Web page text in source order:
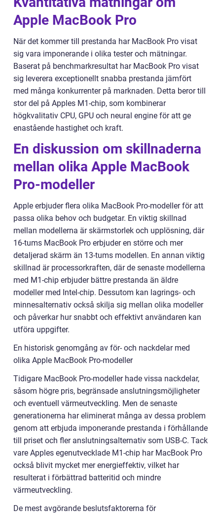
Apple MacBook Pro
När det kommer till prestanda har MacBook Pro visat
sig vara imponerande i olika tester och mätningar.
Baserat på benchmarkresultat har MacBook Pro visat
sig leverera exceptionellt snabba prestanda jämfört
med många konkurrenter på marknaden. Detta beror till
stor del på Apples M1-chip, som kombinerar
högkvalitativ CPU, GPU och neural engine för att ge
enastående hastighet och kraft.
En diskussion om skillnaderna
mellan olika Apple MacBook
Pro-modeller
Apple erbjuder flera olika MacBook Pro-modeller för att
passa olika behov och budgetar. En viktig skillnad
mellan modellerna är skärmstorlek och upplösning, där
16-tums MacBook Pro erbjuder en större och mer
detaljerad skärm än 13-tums modellen. En annan viktig
skillnad är processorkraften, där de senaste modellerna
med M1-chip erbjuder bättre prestanda än äldre
modeller med Intel-chip. Dessutom kan lagrings- och
minnesalternativ också skilja sig mellan olika modeller
och påverkar hur snabbt och effektivt användaren kan
utföra uppgifter.
En historisk genomgång av för- och nackdelar med
olika Apple MacBook Pro-modeller
Tidigare MacBook Pro-modeller hade vissa nackdelar,
såsom högre pris, begränsade anslutningsmöjligheter
och eventuell värmeutveckling. Men de senaste
generationerna har eliminerat många av dessa problem
genom att erbjuda imponerande prestanda i förhållande
till priset och fler anslutningsalternativ som USB-C. Tack
vare Apples egenutvecklade M1-chip har MacBook Pro
också blivit mycket mer energieffektiv, vilket har
resulterat i förbättrad batteritid och mindre
värmeutveckling.
De mest avgörande beslutsfaktorerna för